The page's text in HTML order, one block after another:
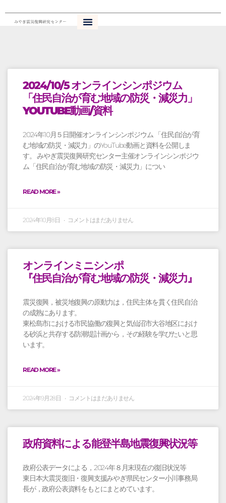
ッ
2024/10/5 オンラインシンポジウム
「住民自治が育む地域の防災・減災力」
YOUTUBE動画/資料
2024年10月５日開催オンラインシンポジウム 「住民自治が育
む地域の防災・減災力」のYouTube動画と資料を公開しま
す。 みやぎ震災復興研究センター主催オンラインシンポジウ
ム「住民自治が育む地域の防災・減災力」につい
READ MORE »
2024年10月8日 コメントはまだありません
オンラインミニシンポ
『住民自治が育む地域の防災・減災力』
震災復興，被災地復興の原動力は，住民主体を貫く住民自治
の成熟にあります。
東松島市における市民協働の復興と気仙沼市大谷地区におけ
る砂浜と共存する防潮堤計画から，その経験を学びたいと思
います。
READ MORE »
2024年9月28日 コメントはまだありません
政府資料による能登半島地震復興状況等
政府公表データによる，2024年８月末現在の復旧状況等
東日本大震災復旧・復興支援みやぎ県民センター小川事務局
長が，政府公表資料をもとにまとめています。
ー
ジ
ー
ジ
ー
ジ
ー
ジ
ー
ジ